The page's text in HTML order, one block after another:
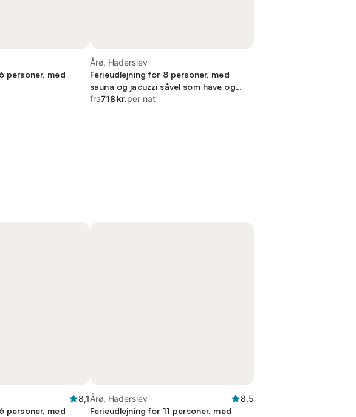
personer, med
Årø, Haderslev
Ferieudlejning for 8 personer, med
sauna og jacuzzi såvel som have og
terrasse
fra718 kr.per nat
8,1
personer, med
Årø, Haderslev
8,5
Ferieudlejning for 11 personer, med